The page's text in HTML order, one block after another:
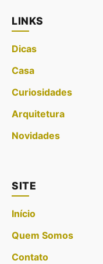
LINKS
Dicas
Casa
Curiosidades
Arquitetura
Novidades
SITE
Início
Quem Somos
Contato